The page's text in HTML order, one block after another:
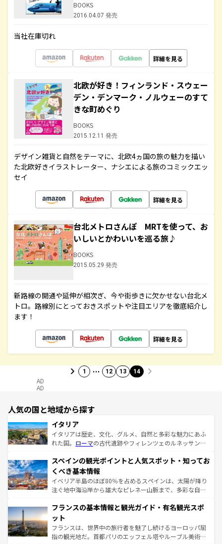
BOOKS
2016.04.07 発売
当社在庫切れ
詳細を見る
北欧が好き！フィンランド・スウェー
デン・デンマーク・ノルウェーのすて
きな町めぐり
BOOKS
2015.12.11 発売
デザイン雑貨と自然をテーマに、北欧4ヵ国の旅の魅力を描い
た北欧好きイラストレーター、ナシエによる旅のコミックエッ
セイ
詳細を見る
台北メトロさんぽ MRTを使って、お
いしいとかわいいを巡る旅♪
BOOKS
2015.05.29 発売
新路線の開通や延伸が相次ぎ、今や街歩きに欠かせない台北メ
トロ。路線別にとっておきスポットや注目エリアを徹底紹介し
ます！
詳細を見る
1 … 12 13 14
AD
AD
人気の国と地域から探す
イタリア
イタリアは歴史、文化、グルメ、自然と多彩な魅力にあふ
れた国。 ローマの古代遺跡やフィレンツェのルネッサンス
ろん、トスカーナの美しい田園風景やアマルフィ海岸の絶
景など、自然景観も見逃せない。観光の合間には、本場の
ピザやパスタなど、絶品のイタリア料理を堪能することも
できる。朝目覚めてから夜眠るまで、すべての瞬間を楽し
なお、新着のイタリア情報はコンテンツ一覧を参照してほ
しい。
スペインの観光ポイントと人気スポット・知ってお
くべき基本情報
イベリア半島のほぼ80％を占めるスペインは、太陽が降り
注ぐ地中海沿岸から雄大なピレネー山脈まで、多彩な自然
文化が根付くこの国では、情熱的なフラメンコ、熱気あふ
れる闘牛、そして美味しいタパスが生活の一部となってい
る。首都マドリードの洗練された雰囲気や、バルセロナの
アートに溢れた街角から、地方では古代ローマ遺跡や中世
フランスの基本情報と観光ガイド・有名観光スポ
ット
フランスは、世界中の旅行者を魅了し続けるヨーロッパ屈
指の観光地だ。首都パリのエッフェル塔やルーブル美術館